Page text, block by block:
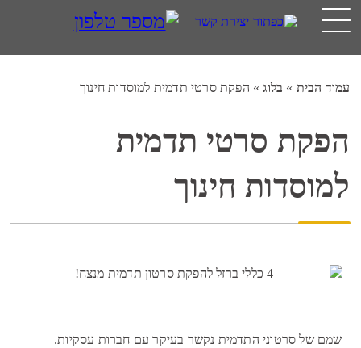
עמוד הבית » בלוג» הפקת סרטי תדמית למוסדות חינוך
הפקת סרטי תדמית
למוסדות חינוך
שמם של סרטוני התדמית נקשר בעיקר עם חברות עסקיות.